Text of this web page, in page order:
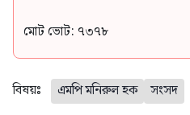
মোট ভোট: ৭৩৭৮
বিষয়ঃ এমপি মনিরুল হক সংসদ